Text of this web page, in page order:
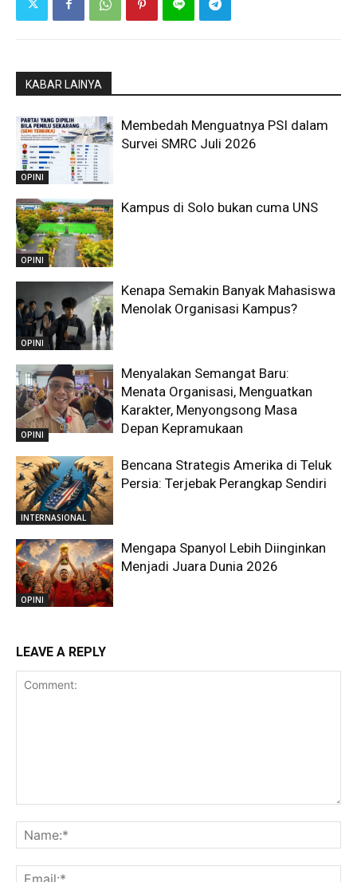
KABAR LAINYA
OPINI
Membedah Menguatnya PSI dalam
Survei SMRC Juli 2026
OPINI
Kampus di Solo bukan cuma UNS
OPINI
Kenapa Semakin Banyak Mahasiswa
Menolak Organisasi Kampus?
OPINI
Menyalakan Semangat Baru:
Menata Organisasi, Menguatkan
Karakter, Menyongsong Masa
Depan Kepramukaan
INTERNASIONAL
Bencana Strategis Amerika di Teluk
Persia: Terjebak Perangkap Sendiri
OPINI
Mengapa Spanyol Lebih Diinginkan
Menjadi Juara Dunia 2026
LEAVE A REPLY